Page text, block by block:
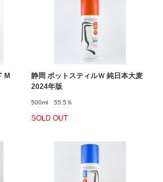
M
静岡 ポットスティルＷ 純日本大麦
2024年版
500ml 55.5％
SOLD OUT